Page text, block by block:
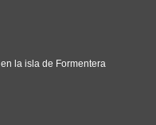
la isla de Formentera